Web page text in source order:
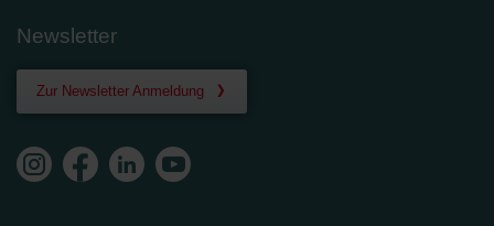
Newsletter
Zur Newsletter Anmeldung